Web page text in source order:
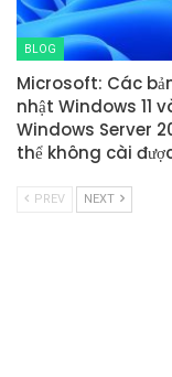
BLOG
Microsoft: Các
nhật Windows 11
Windows Server
thể không cài
PREV NEXT